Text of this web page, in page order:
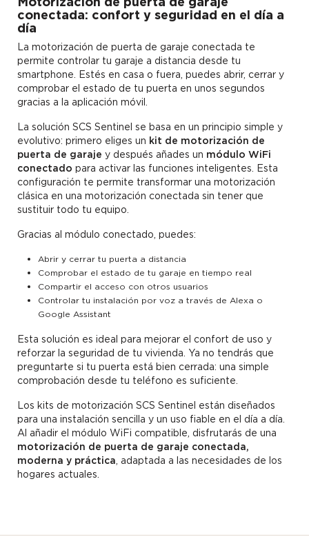
conectada: confort y seguridad en el día a
día
La motorización de puerta de garaje conectada te
permite controlar tu garaje a distancia desde tu
smartphone. Estés en casa o fuera, puedes abrir, cerrar y
comprobar el estado de tu puerta en unos segundos
gracias a la aplicación móvil.
La solución SCS Sentinel se basa en un principio simple y
evolutivo: primero eliges un kit de motorización de
puerta de garaje y después añades un módulo WiFi
conectado para activar las funciones inteligentes. Esta
configuración te permite transformar una motorización
clásica en una motorización conectada sin tener que
sustituir todo tu equipo.
Gracias al módulo conectado, puedes:
Abrir y cerrar tu puerta a distancia
Comprobar el estado de tu garaje en tiempo real
Compartir el acceso con otros usuarios
Controlar tu instalación por voz a través de Alexa o
Google Assistant
Esta solución es ideal para mejorar el confort de uso y
reforzar la seguridad de tu vivienda. Ya no tendrás que
preguntarte si tu puerta está bien cerrada: una simple
comprobación desde tu teléfono es suficiente.
Los kits de motorización SCS Sentinel están diseñados
para una instalación sencilla y un uso fiable en el día a día.
Al añadir el módulo WiFi compatible, disfrutarás de una
motorización de puerta de garaje conectada,
moderna y práctica , adaptada a las necesidades de los
hogares actuales.